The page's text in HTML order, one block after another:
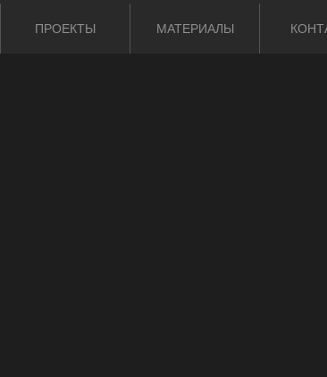
ПРОЕКТЫ МАТЕРИАЛЫ